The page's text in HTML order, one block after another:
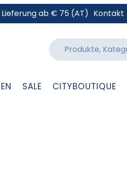
ab € 75 (AT) Kontakt
SALE CITYBOUTIQUE